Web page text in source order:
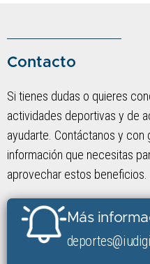
Contacto
Si tienes dudas o quieres
actividades deportivas y de
ayudarte. Contáctanos y
información que necesitas
aprovechar estos beneficios.
Más